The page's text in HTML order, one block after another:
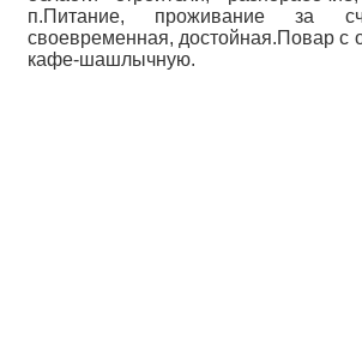
п.Питание, проживание за
своевременная, достойная.Повар с
кафе-шашлычную.